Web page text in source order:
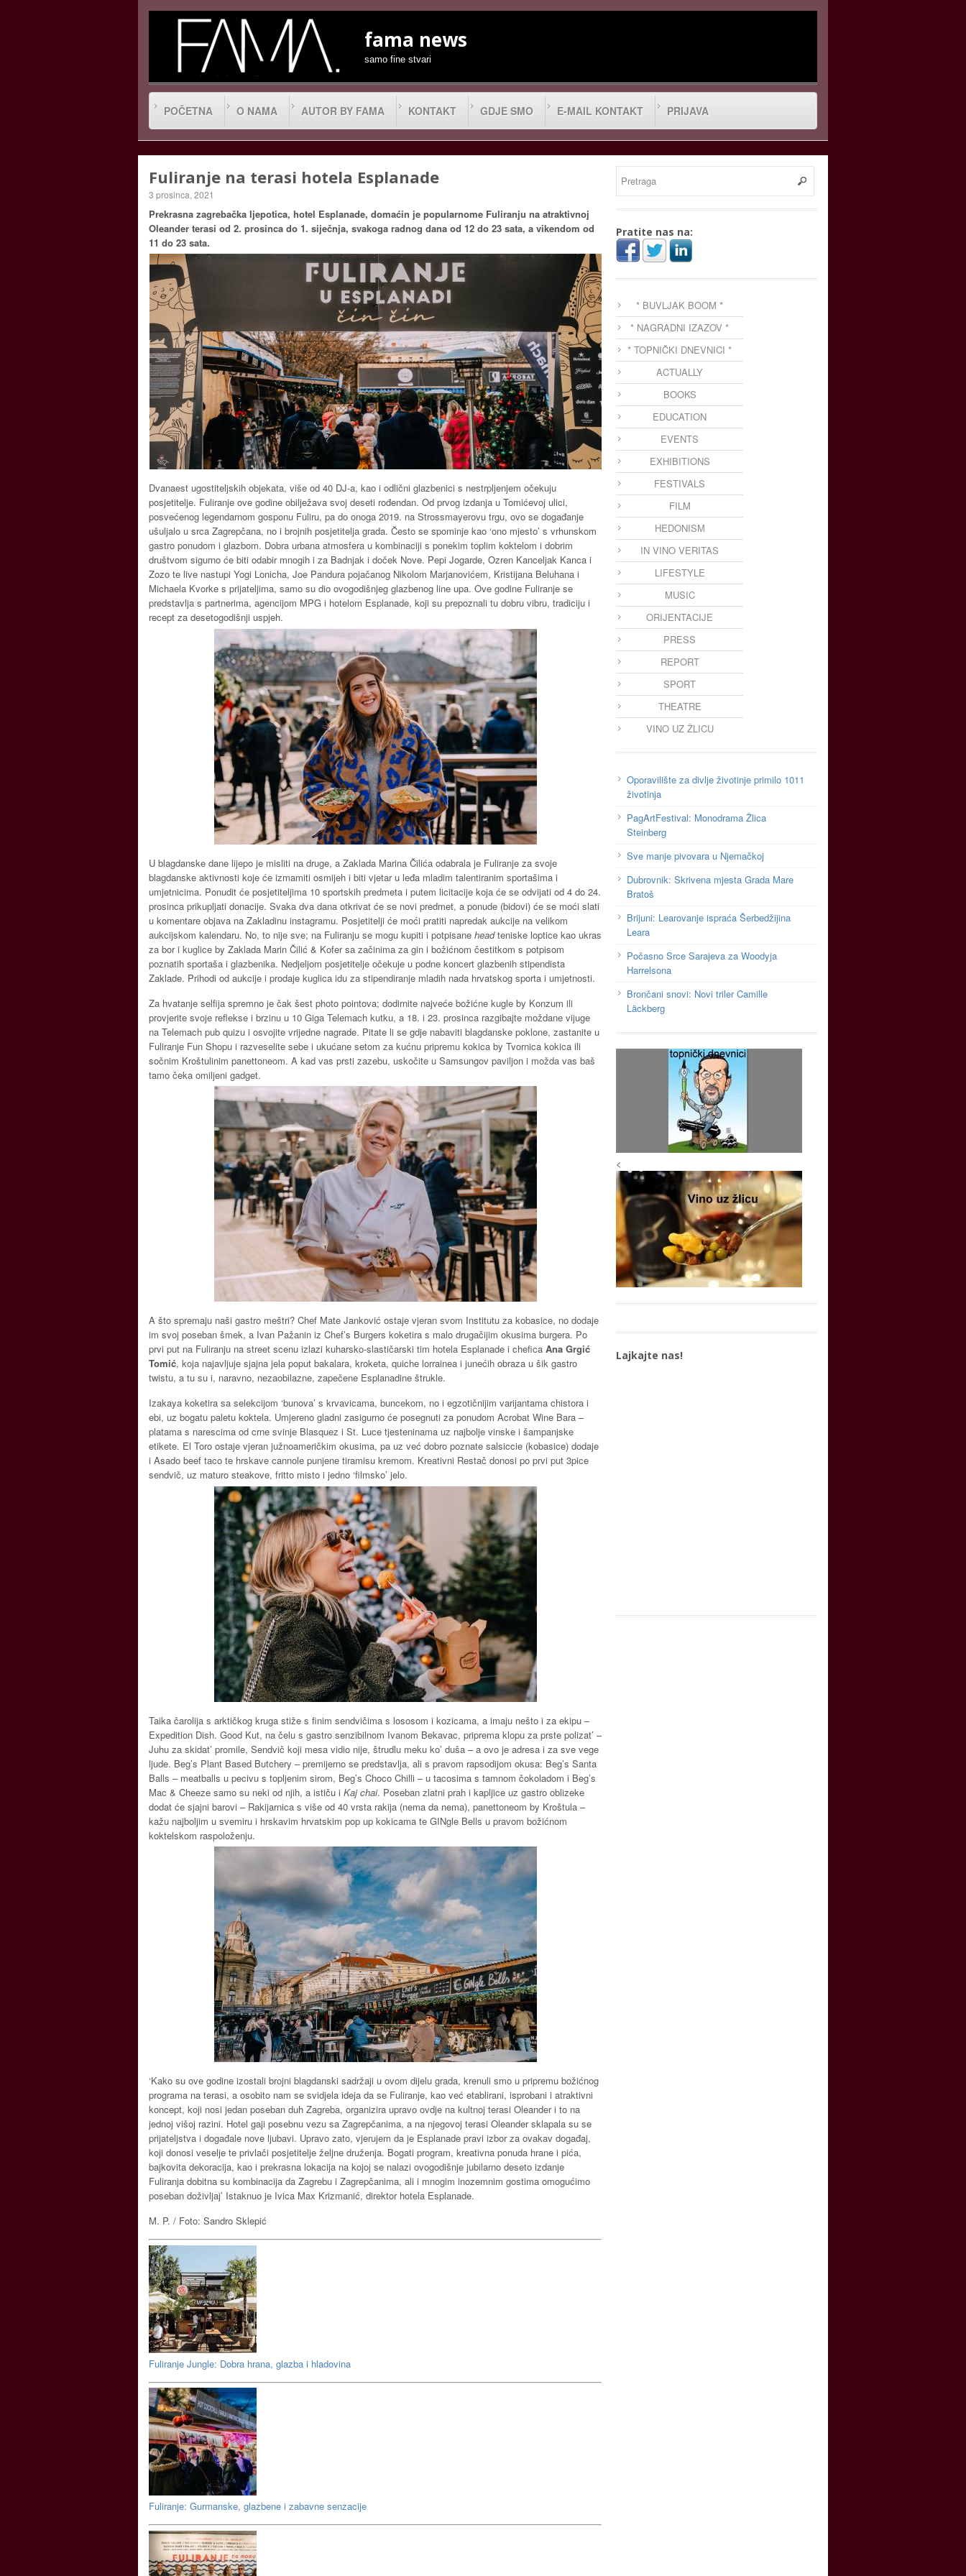
fama news
samo fine stvari
POČETNA O NAMA AUTOR BY FAMA KONTAKT GDJE SMO E-MAIL KONTAKT PRIJAVA
Fuliranje na terasi hotela Esplanade
3 prosinca, 2021
Prekrasna zagrebačka ljepotica, hotel Esplanade, domaćin je popularnome Fuliranju na atraktivnoj
Oleander terasi od 2. prosinca do 1. siječnja, svakoga radnog dana od 12 do 23 sata, a vikendom od
11 do 23 sata.
Dvanaest ugostiteljskih objekata, više od 40 DJ-a, kao i odlični glazbenici s nestrpljenjem očekuju
posjetitelje. Fuliranje ove godine obilježava svoj deseti rođendan. Od prvog izdanja u Tomićevoj ulici,
posvećenog legendarnom gosponu Fuliru, pa do onoga 2019. na Strossmayerovu trgu, ovo se događanje
ušuljalo u srca Zagrepčana, no i brojnih posjetitelja grada. Često se spominje kao ‘ono mjesto’ s vrhunskom
gastro ponudom i glazbom. Dobra urbana atmosfera u kombinaciji s ponekim toplim koktelom i dobrim
društvom sigurno će biti odabir mnogih i za Badnjak i doček Nove. Pepi Jogarde, Ozren Kanceljak Kanca i
Zozo te live nastupi Yogi Lonicha, Joe Pandura pojačanog Nikolom Marjanovićem, Kristijana Beluhana i
Michaela Kvorke s prijateljima, samo su dio ovogodišnjeg glazbenog line upa. Ove godine Fuliranje se
predstavlja s partnerima, agencijom MPG i hotelom Esplanade, koji su prepoznali tu dobru vibru, tradiciju i
recept za desetogodišnji uspjeh.
U blagdanske dane lijepo je misliti na druge, a Zaklada Marina Čilića odabrala je Fuliranje za svoje
blagdanske aktivnosti koje će izmamiti osmijeh i biti vjetar u leđa mladim talentiranim sportašima i
umjetnicima. Ponudit će posjetiteljima 10 sportskih predmeta i putem licitacije koja će se odvijati od 4 do 24.
prosinca prikupljati donacije. Svaka dva dana otkrivat će se novi predmet, a ponude (bidovi) će se moći slati
u komentare objava na Zakladinu instagramu. Posjetitelji će moći pratiti napredak aukcije na velikom
aukcijskom kalendaru. No, to nije sve; na Fuliranju se mogu kupiti i potpisane headteniske loptice kao ukras
za bor i kuglice by Zaklada Marin Čilić & Kofer sa začinima za gin i božićnom čestitkom s potpisom
poznatih sportaša i glazbenika. Nedjeljom posjetitelje očekuje u podne koncert glazbenih stipendista
Zaklade. Prihodi od aukcije i prodaje kuglica idu za stipendiranje mladih nada hrvatskog sporta i umjetnosti.
Za hvatanje selfija spremno je čak šest photo pointova; dodirnite najveće božićne kugle by Konzum ili
provjerite svoje reflekse i brzinu u 10 Giga Telemach kutku, a 18. i 23. prosinca razgibajte moždane vijuge
na Telemach pub quizu i osvojite vrijedne nagrade. Pitate li se gdje nabaviti blagdanske poklone, zastanite u
Fuliranje Fun Shopu i razveselite sebe i ukućane setom za kućnu pripremu kokica by Tvornica kokica ili
sočnim Kroštulinim panettoneom. A kad vas prsti zazebu, uskočite u Samsungov paviljon i možda vas baš
tamo čeka omiljeni gadget.
A što spremaju naši gastro meštri? Chef Mate Janković ostaje vjeran svom Institutu za kobasice, no dodaje
im svoj poseban šmek, a Ivan Pažanin iz Chef’s Burgers koketira s malo drugačijim okusima burgera. Po
prvi put na Fuliranju na street scenu izlazi kuharsko-slastičarski tim hotela Esplanade i chefica Ana Grgić
Tomić, koja najavljuje sjajna jela poput bakalara, kroketa, quiche lorrainea i junećih obraza u šik gastro
twistu, a tu su i, naravno, nezaobilazne, zapečene Esplanadine štrukle.
Izakaya koketira sa selekcijom ‘bunova’ s krvavicama, buncekom, no i egzotičnijim varijantama chistora i
ebi, uz bogatu paletu koktela. Umjereno gladni zasigurno će posegnuti za ponudom Acrobat Wine Bara –
platama s narescima od crne svinje Blasquez i St. Luce tjesteninama uz najbolje vinske i šampanjske
etikete. El Toro ostaje vjeran južnoameričkim okusima, pa uz već dobro poznate salsiccie (kobasice) dodaje
i Asado beef taco te hrskave cannole punjene tiramisu kremom. Kreativni Restač donosi po prvi put 3pice
sendvič, uz maturo steakove, fritto misto i jedno ‘filmsko’ jelo.
Taika čarolija s arktičkog kruga stiže s finim sendvičima s lososom i kozicama, a imaju nešto i za ekipu –
Expedition Dish. Good Kut, na čelu s gastro senzibilnom Ivanom Bekavac, priprema klopu za prste polizat’ –
Juhu za skidat’ promile, Sendvič koji mesa vidio nije, štrudlu meku ko’ duša – a ovo je adresa i za sve vege
ljude. Beg’s Plant Based Butchery – premijerno se predstavlja, ali s pravom rapsodijom okusa: Beg’s Santa
Balls – meatballs u pecivu s topljenim sirom, Beg’s Choco Chilli – u tacosima s tamnom čokoladom i Beg’s
Mac & Cheeze samo su neki od njih, a ističu i Kaj chai. Poseban zlatni prah i kapljice uz gastro oblizeke
dodat će sjajni barovi – Rakijarnica s više od 40 vrsta rakija (nema da nema), panettoneom by Kroštula –
kažu najboljim u svemiru i hrskavim hrvatskim pop up kokicama te GINgle Bells u pravom božićnom
koktelskom raspoloženju.
‘Kako su ove godine izostali brojni blagdanski sadržaji u ovom dijelu grada, krenuli smo u pripremu božićnog
programa na terasi, a osobito nam se svidjela ideja da se Fuliranje, kao već etablirani, isprobani i atraktivni
koncept, koji nosi jedan poseban duh Zagreba, organizira upravo ovdje na kultnoj terasi Oleander i to na
jednoj višoj razini. Hotel gaji posebnu vezu sa Zagrepčanima, a na njegovoj terasi Oleander sklapala su se
prijateljstva i događale nove ljubavi. Upravo zato, vjerujem da je Esplanade pravi izbor za ovakav događaj,
koji donosi veselje te privlači posjetitelje željne druženja. Bogati program, kreativna ponuda hrane i pića,
bajkovita dekoracija, kao i prekrasna lokacija na kojoj se nalazi ovogodišnje jubilarno deseto izdanje
Fuliranja dobitna su kombinacija da Zagrebu i Zagrepčanima, ali i mnogim inozemnim gostima omogućimo
poseban doživljaj’ Istaknuo je Ivica Max Krizmanić, direktor hotela Esplanade.
M. P. / Foto: Sandro Sklepić
Fuliranje Jungle: Dobra hrana, glazba i hladovina
Fuliranje: Gurmanske, glazbene i zabavne senzacije
Pratite nas na:
* BUVLJAK BOOM *
* NAGRADNI IZAZOV *
* TOPNIČKI DNEVNICI *
ACTUALLY
BOOKS
EDUCATION
EVENTS
EXHIBITIONS
FESTIVALS
FILM
HEDONISM
IN VINO VERITAS
LIFESTYLE
MUSIC
ORIJENTACIJE
PRESS
REPORT
SPORT
THEATRE
VINO UZ ŽLICU
Oporavilište za divlje životinje primilo 1011
životinja
PagArtFestival: Monodrama Žlica
Steinberg
Sve manje pivovara u Njemačkoj
Dubrovnik: Skrivena mjesta Grada Mare
Bratoš
Brijuni: Learovanje ispraća Šerbedžijina
Leara
Počasno Srce Sarajeva za Woodyja
Harrelsona
Brončani snovi: Novi triler Camille
Läckberg
<
Lajkajte nas!